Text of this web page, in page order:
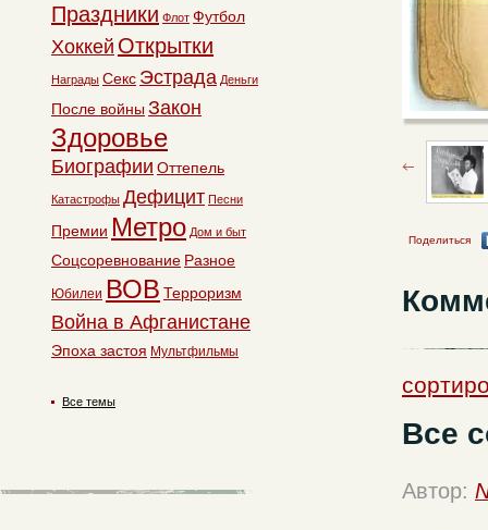
Поделиться
Все
Автор:
Праздники Флот Футбол
Хоккей Открытки
Награды Секс Эстрада Деньги
После войны Закон
Здоровье
Биографии Оттепель
Катастрофы Дефицит Песни
Премии Метро Дом и быт
Соцсоревнование Разное
Юбилеи ВОВ Терроризм
Война в Афганистане
Эпоха застоя Мультфильмы
Все темы